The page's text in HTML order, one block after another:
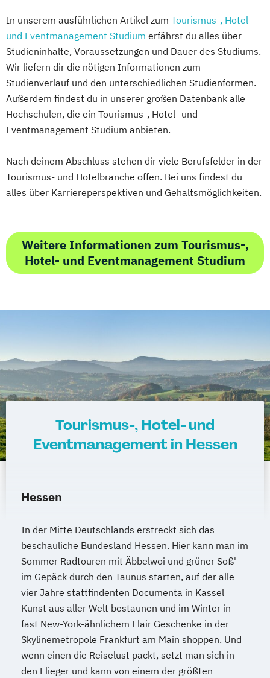
In unserem ausführlichen Artikel zum Tourismus-, Hotel-
und Eventmanagement Studium erfährst du alles über
Studieninhalte, Voraussetzungen und Dauer des Studiums.
Wir liefern dir die nötigen Informationen zum
Studienverlauf und den unterschiedlichen Studienformen.
Außerdem findest du in unserer großen Datenbank alle
Hochschulen, die ein Tourismus-, Hotel- und
Eventmanagement Studium anbieten.
Nach deinem Abschluss stehen dir viele Berufsfelder in der
Tourismus- und Hotelbranche offen. Bei uns findest du
alles über Karriereperspektiven und Gehaltsmöglichkeiten.
Weitere Informationen zum Tourismus-,
Hotel- und Eventmanagement Studium
Tourismus-, Hotel- und
Eventmanagement in Hessen
Hessen
In der Mitte Deutschlands erstreckt sich das
beschauliche Bundesland Hessen. Hier kann man im
Sommer Radtouren mit Äbbelwoi und grüner Soß'
im Gepäck durch den Taunus starten, auf der alle
vier Jahre stattfindenten Documenta in Kassel
Kunst aus aller Welt bestaunen und im Winter in
fast New-York-ähnlichem Flair Geschenke in der
Skylinemetropole Frankfurt am Main shoppen. Und
wenn einen die Reiselust packt, setzt man sich in
den Flieger und kann von einem der größten